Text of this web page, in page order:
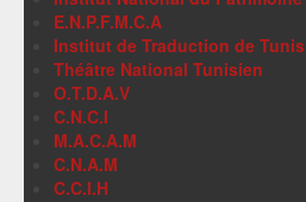
E.N.P.F.M.C.A
Institut de Traduction de Tunis
Théâtre National Tunisien
O.T.D.A.V
C.N.C.I
M.A.C.A.M
C.N.A.M
C.C.I.H